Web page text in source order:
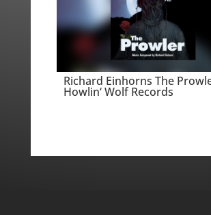
Richard Einhorns The
Howlin‘ Wolf Records